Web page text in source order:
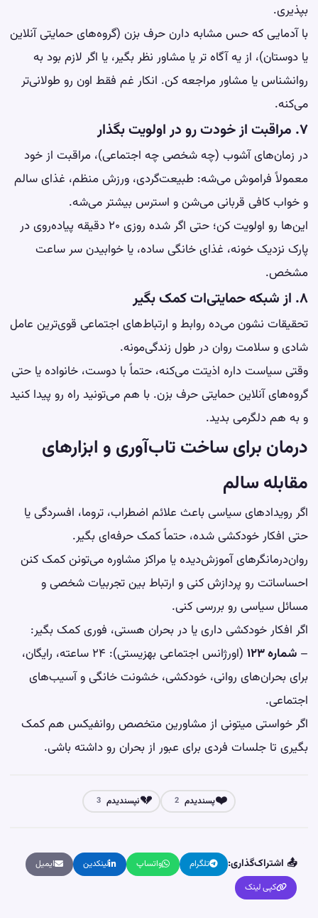
بپذیری.
با آدمایی که حس مشابه دارن حرف بزن (گروه‌های حمایتی آنلاین
یا دوستان)، از یه آگاه تر یا مشاور نظر بگیر، یا اگر لازم بود به
روانشناس یا مشاور مراجعه کن. انکار غم فقط اون رو طولانی‌تر
می‌کنه.
۷. مراقبت از خودت رو در اولویت بگذار
در زمان‌های آشوب (چه شخصی چه اجتماعی)، مراقبت از خود
معمولاً فراموش می‌شه: طبیعت‌گردی، ورزش منظم، غذای سالم
و خواب کافی قربانی می‌شن و استرس بیشتر می‌شه.
این‌ها رو اولویت کن؛ حتی اگر شده روزی ۲۰ دقیقه پیاده‌روی در
پارک نزدیک خونه، غذای خانگی ساده، یا خوابیدن سر ساعت
مشخص.
۸. از شبکه حمایتی‌ات کمک بگیر
تحقیقات نشون می‌ده روابط و ارتباط‌های اجتماعی قوی‌ترین عامل
شادی و سلامت روان در طول زندگی‌مونه.
وقتی سیاست داره اذیتت می‌کنه، حتماً با دوست، خانواده یا حتی
گروه‌های آنلاین حمایتی حرف بزن. با هم می‌تونید راه رو پیدا کنید
و به هم دلگرمی بدید.
درمان برای ساخت تاب‌آوری و ابزارهای
مقابله سالم
اگر رویدادهای سیاسی باعث علائم اضطراب، تروما، افسردگی یا
حتی افکار خودکشی شده، حتماً کمک حرفه‌ای بگیر.
روان‌درمانگرهای آموزش‌دیده یا مراکز مشاوره می‌تونن کمک کنن
احساساتت رو پردازش کنی و ارتباط بین تجربیات شخصی و
مسائل سیاسی رو بررسی کنی.
اگر افکار خودکشی داری یا در بحران هستی، فوری کمک بگیر:
– شماره ۱۲۳
(اورژانس اجتماعی بهزیستی): ۲۴ ساعته، رایگان،
برای بحران‌های روانی، خودکشی، خشونت خانگی و آسیب‌های
اجتماعی.
اگر خواستی میتونی از مشاورین متخصص روانفیکس هم کمک
بگیری تا جلسات فردی برای عبور از بحران رو داشته باشی.
❤️پسندیدم 2
💔نپسندیدم 3
📤 اشتراک‌گذاری: تلگرام واتساپ لینکدین
ایمیل
کپی لینک